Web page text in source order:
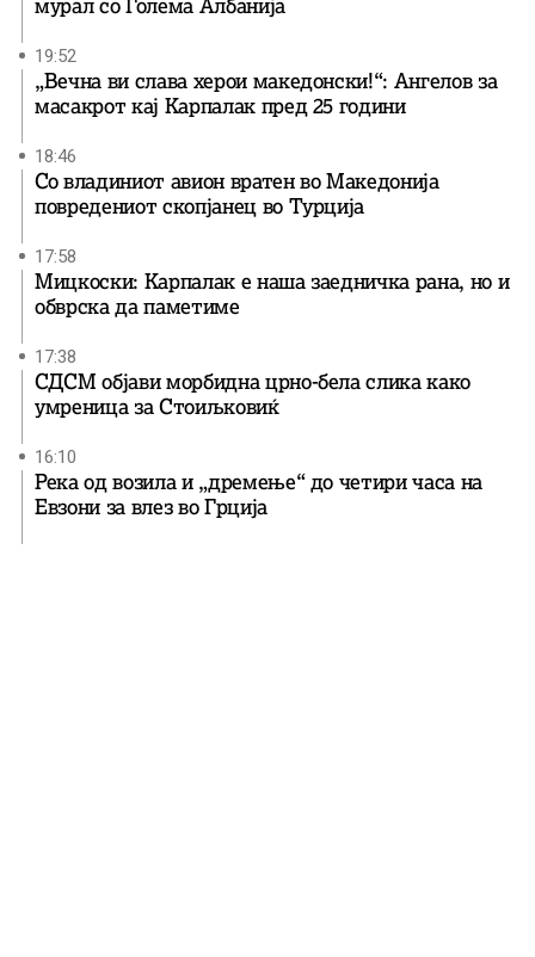
мурал со Голема Албанија
19:52
„Вечна ви слава херои македонски!“: Ангелов за
масакрот кај Карпалак пред 25 години
18:46
Со владиниот авион вратен во Македонија
повредениот скопјанец во Турција
17:58
Мицкоски: Карпалак е наша заедничка рана, но и
обврска да паметиме
17:38
СДСМ објави морбидна црно-бела слика како
умреница за Стоиљковиќ
16:10
Река од возила и „дремење“ до четири часа на
Евзони за влез во Грција